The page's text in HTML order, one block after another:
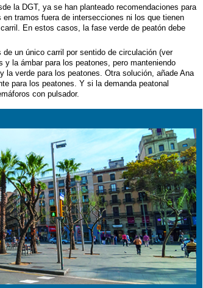
la DGT, ya se han planteado recomendaciones para
tramos fuera de intersecciones ni los que tienen
En estos casos, la fase verde de peatón debe
un único carril por sentido de circulación (ver
la ámbar para los peatones, pero manteniendo
verde para los peatones. Otra solución, añade Ana
para los peatones. Y si la demanda peatonal
con pulsador.